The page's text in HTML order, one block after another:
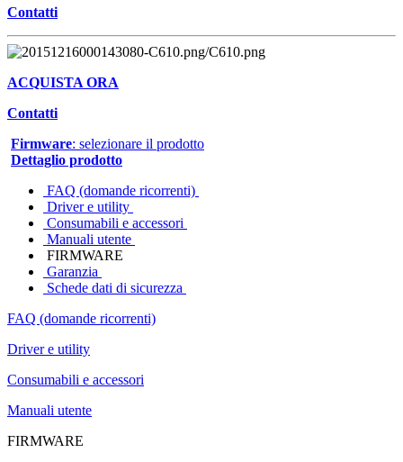
Contatti
ACQUISTA ORA
Contatti
Firmware: selezionare il prodotto
Dettaglio prodotto
FAQ (domande ricorrenti)
Driver e utility
Consumabili e accessori
Manuali utente
FIRMWARE
Garanzia
Schede dati di sicurezza
FAQ (domande ricorrenti)
Driver e utility
Consumabili e accessori
Manuali utente
FIRMWARE